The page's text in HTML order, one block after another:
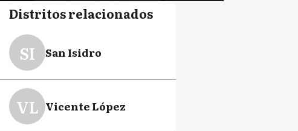
Distritos relacionados
SI San Isidro
VL Vicente López